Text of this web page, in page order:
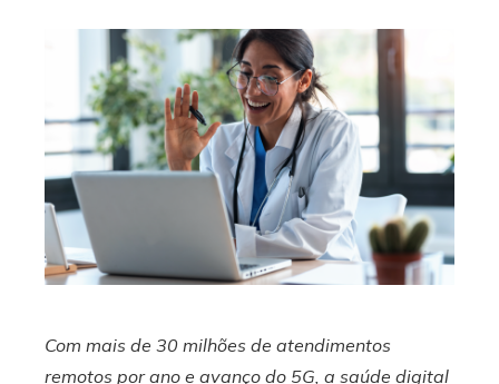
Com mais de 30 milhões de atendimentos
remotos por ano e avanço do 5G, a saúde digital